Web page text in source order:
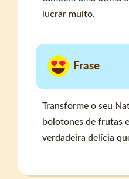
lucrar muito.
Frase
Transforme o seu
bolotones de frutas
verdadeira delícia